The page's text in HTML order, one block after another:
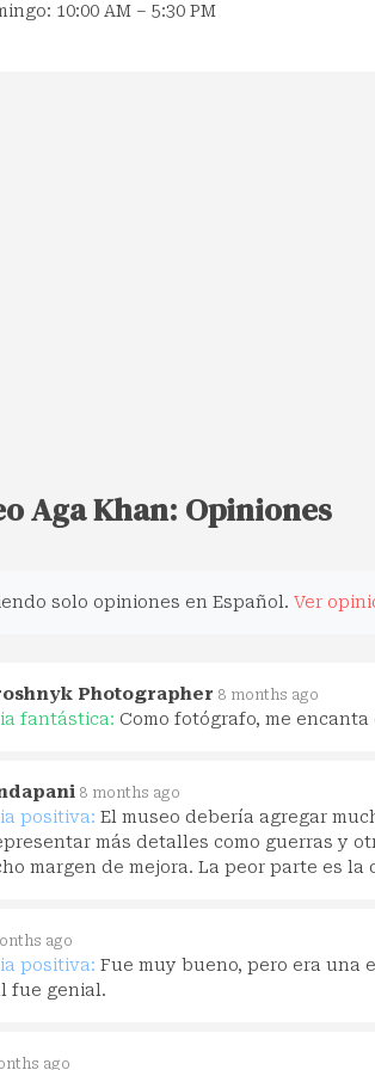
10:00 AM – 5:30 PM
Aga Khan: Opiniones
solo opiniones en Español. Ver
Photographer 8 months ago
fantástica: Como fotógrafo, me
8 months ago
positiva: El museo debería agregar
más detalles como guerras y
margen de mejora. La peor parte es la
ago
positiva: Fue muy bueno, pero era una
fue genial.
ago